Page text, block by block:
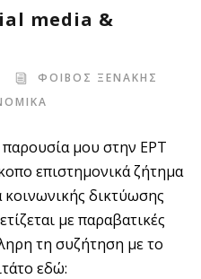
media &
ΦΟΙΒΟΣ ΞΕΝΑΚΗΣ
μου στην ΕΡΤ
επιστημονικά ζήτημα
δικτύωσης
με παραβατικές
τη συζήτηση με το
εδώ: